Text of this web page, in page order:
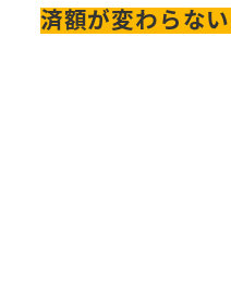
済額が変わらな